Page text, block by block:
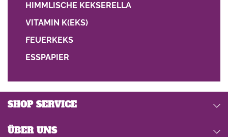
HIMMLISCHE KEKSERELLA
VITAMIN K(EKS)
FEUERKEKS
ESSPAPIER
SHOP SERVICE
ÜBER UNS